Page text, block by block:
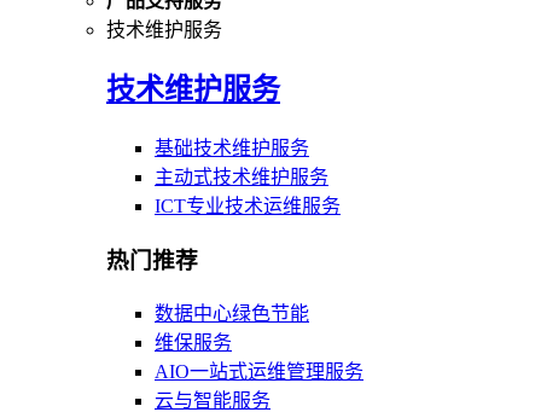
技术维护服务
技术维护服务
基础技术维护服务
主动式技术维护服务
ICT专业技术运维服务
热门推荐
数据中心绿色节能
维保服务
AIO一站式运维管理服务
云与智能服务